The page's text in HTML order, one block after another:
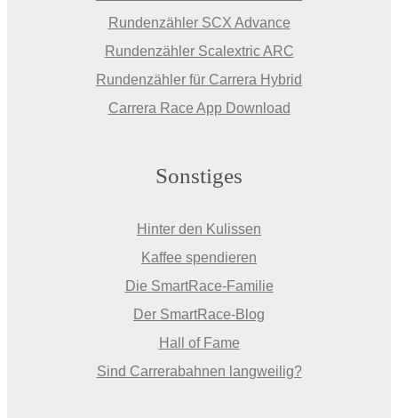
Rundenzähler SCX Advance
Rundenzähler Scalextric ARC
Rundenzähler für Carrera Hybrid
Carrera Race App Download
Sonstiges
Hinter den Kulissen
Kaffee spendieren
Die SmartRace-Familie
Der SmartRace-Blog
Hall of Fame
Sind Carrerabahnen langweilig?